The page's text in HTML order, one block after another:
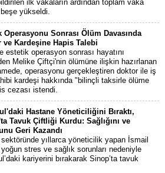
ilk vakaların ardından toplam vaka
beşe yükseldi.
Operasyonu Sonrası Ölüm Davasında
ve Kardeşine Hapis Talebi
estetik operasyon sonrası hayatını
Melike Çiftçi'nin ölümüne ilişkin hazırlanan
operasyonu gerçekleştiren doktor ile iş
kardeşi hakkında "bilinçli taksirle ölüme
cezası istendi.
Hastane Yöneticiliğini Bıraktı,
Tavuk Çiftliği Kurdu: Sağlığını ve
Geri Kazandı
sektöründe yıllarca yöneticilik yapan İsmail
yoğun stres ve sağlık sorunları nedeniyle
kariyerini bırakarak Sinop’ta tavuk